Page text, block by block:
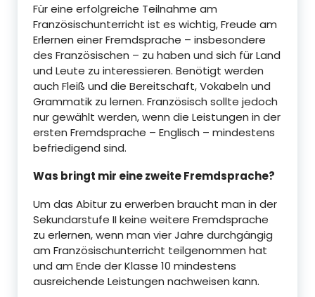
Für eine erfolgreiche Teilnahme am
Französischunterricht ist es wichtig, Freude am
Erlernen einer Fremdsprache – insbesondere
des Französischen – zu haben und sich für Land
und Leute zu interessieren. Benötigt werden
auch Fleiß und die Bereitschaft, Vokabeln und
Grammatik zu lernen. Französisch sollte jedoch
nur gewählt werden, wenn die Leistungen in der
ersten Fremdsprache – Englisch – mindestens
befriedigend sind.
Was bringt mir eine zweite Fremdsprache?
Um das Abitur zu erwerben braucht man in der
Sekundarstufe II keine weitere Fremdsprache
zu erlernen, wenn man vier Jahre durchgängig
am Französischunterricht teilgenommen hat
und am Ende der Klasse 10 mindestens
ausreichende Leistungen nachweisen kann.